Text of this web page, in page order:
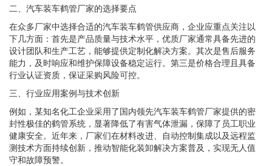
二、汽车装车鹤管厂家的选择要点
在众多厂家中选择合适的汽车装车鹤管供应商，企业应重点关注以
下几方面：首先是产品质量与技术水平，优质厂家通常具备先进的
设计团队和生产工艺，能够提供定制化解决方案。其次是售后服务
能力，及时响应和维护保障设备稳定运行。第三是价格合理且具备
行业认证资质，保证采购风险可控。
三、行业应用案例与技术创新
例如，某知名化工企业采用了国内领先汽车装车鹤管厂家提供的密
封性极佳的鹤管系统，显著降低了有害气体泄漏，保障了员工职业
健康安全。近年来，厂家们在材料改进、自动控制集成以及远程监
测技术方面持续创新，推动智能化装卸解决方案普及，实现无人值
守和故障预警。